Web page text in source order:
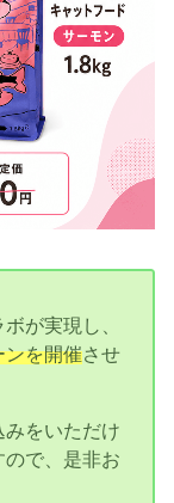
が実現し、
ンを開催させ
をいただけ
ので、是非お